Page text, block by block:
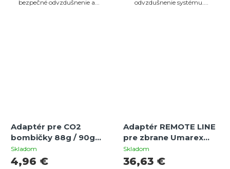
bezpečné odvzdušnenie a... odvzdušnenie systému....
Adaptér pre CO2
bombičky 88g / 90g
pre paintball,
vzduchovky a zbrane
Skladom
4,96 €
Adaptér REMOTE LINE
pre zbrane Umarex
T4E
Skladom
36,63 €